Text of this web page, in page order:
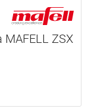
MAFELL ZSX